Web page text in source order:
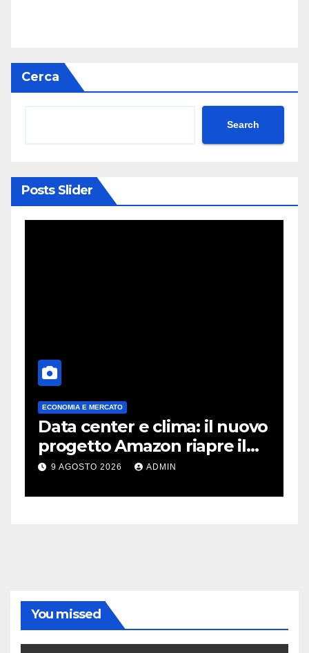
Cerca
Search
Posts Slider
ECONOMIA E MERCATO
Data center e clima: il nuovo
progetto Amazon riapre il
dibattito sulle emissioni
9 AGOSTO 2026 ADMIN
You missed